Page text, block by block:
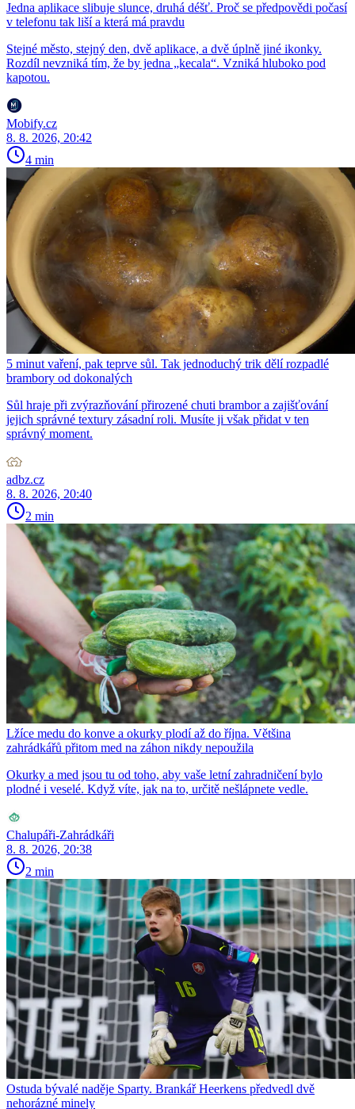
Jedna aplikace slibuje slunce, druhá déšť. Proč se předpovědi počasí
v telefonu tak liší a která má pravdu
Stejné město, stejný den, dvě aplikace, a dvě úplně jiné ikonky.
Rozdíl nevzniká tím, že by jedna „kecala“. Vzniká hluboko pod
kapotou.
Mobify.cz
8. 8. 2026, 20:42
4 min
5 minut vaření, pak teprve sůl. Tak jednoduchý trik dělí rozpadlé
brambory od dokonalých
Sůl hraje při zvýrazňování přirozené chuti brambor a zajišťování
jejich správné textury zásadní roli. Musíte ji však přidat v ten
správný moment.
adbz.cz
8. 8. 2026, 20:40
2 min
Lžíce medu do konve a okurky plodí až do října. Většina
zahrádkářů přitom med na záhon nikdy nepoužila
Okurky a med jsou tu od toho, aby vaše letní zahradničení bylo
plodné i veselé. Když víte, jak na to, určitě nešlápnete vedle.
Chalupáři-Zahrádkáři
8. 8. 2026, 20:38
2 min
Ostuda bývalé naděje Sparty. Brankář Heerkens předvedl dvě
nehorázné minely